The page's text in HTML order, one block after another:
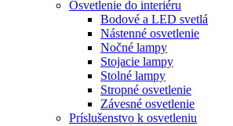
Osvetlenie do interiéru
Bodové a LED svetlá
Nástenné osvetlenie
Nočné lampy
Stojacie lampy
Stolné lampy
Stropné osvetlenie
Závesné osvetlenie
Príslušenstvo k osvetleniu